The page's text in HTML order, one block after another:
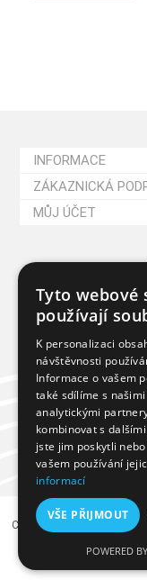
INFORMACE
ZÁKAZNICKÁ
MŮJ ÚČET
CHCETE
Copyright © 2026 GAZEL -
Tyto webové
používají
K personalizaci
návštěvnosti
Informace o vašem
také sdílíme s
analytickými
kombinovat s
jste jim poskytli
vašem používání
informací
VŠE PŘIJMOUT
POWERED